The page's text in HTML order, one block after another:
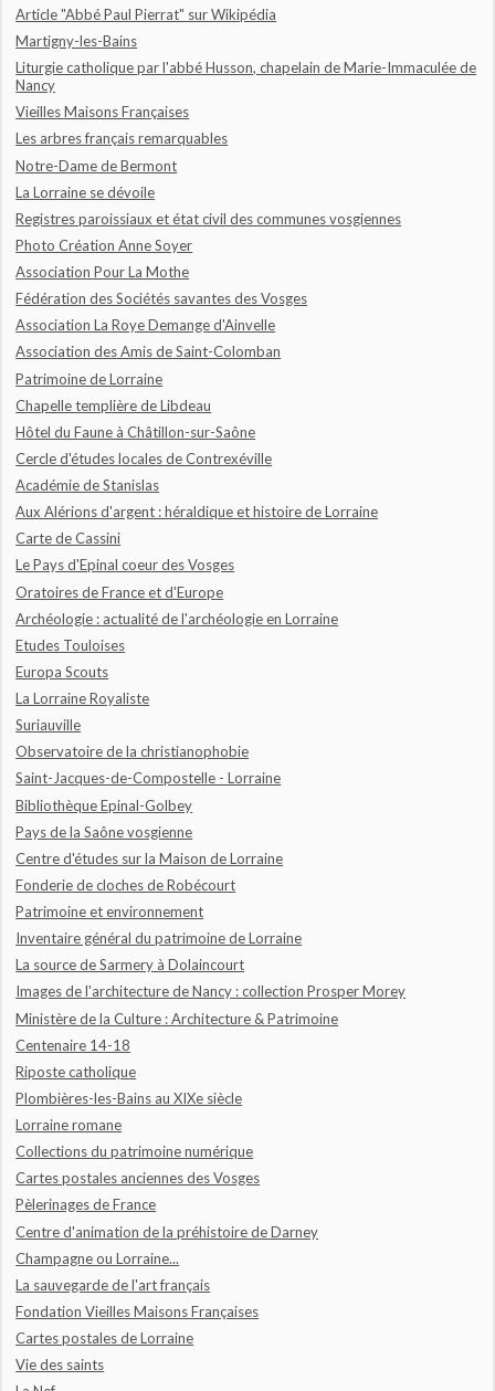
Article "Abbé Paul Pierrat" sur Wikipédia
Martigny-les-Bains
Liturgie catholique par l'abbé Husson, chapelain de Marie-Immaculée de
Nancy
Vieilles Maisons Françaises
Les arbres français remarquables
Notre-Dame de Bermont
La Lorraine se dévoile
Registres paroissiaux et état civil des communes vosgiennes
Photo Création Anne Soyer
Association Pour La Mothe
Fédération des Sociétés savantes des Vosges
Association La Roye Demange d'Ainvelle
Association des Amis de Saint-Colomban
Patrimoine de Lorraine
Chapelle templière de Libdeau
Hôtel du Faune à Châtillon-sur-Saône
Cercle d'études locales de Contrexéville
Académie de Stanislas
Aux Alérions d'argent : héraldique et histoire de Lorraine
Carte de Cassini
Le Pays d'Epinal coeur des Vosges
Oratoires de France et d'Europe
Archéologie : actualité de l'archéologie en Lorraine
Etudes Touloises
Europa Scouts
La Lorraine Royaliste
Suriauville
Observatoire de la christianophobie
Saint-Jacques-de-Compostelle - Lorraine
Bibliothèque Epinal-Golbey
Pays de la Saône vosgienne
Centre d'études sur la Maison de Lorraine
Fonderie de cloches de Robécourt
Patrimoine et environnement
Inventaire général du patrimoine de Lorraine
La source de Sarmery à Dolaincourt
Images de l'architecture de Nancy : collection Prosper Morey
Ministère de la Culture : Architecture & Patrimoine
Centenaire 14-18
Riposte catholique
Plombières-les-Bains au XIXe siècle
Lorraine romane
Collections du patrimoine numérique
Cartes postales anciennes des Vosges
Pèlerinages de France
Centre d'animation de la préhistoire de Darney
Champagne ou Lorraine...
La sauvegarde de l'art français
Fondation Vieilles Maisons Françaises
Cartes postales de Lorraine
Vie des saints